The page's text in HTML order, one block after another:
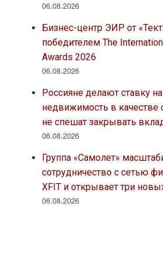
06.08.2026
Бизнес-центр ЭИР от
победителем The
Awards 2026
06.08.2026
Россияне делают ставку на
недвижимость в качестве
не спешат закрывать
06.08.2026
Группа «Самолет»
сотрудничество с сетью
XFIT и открывает три
06.08.2026